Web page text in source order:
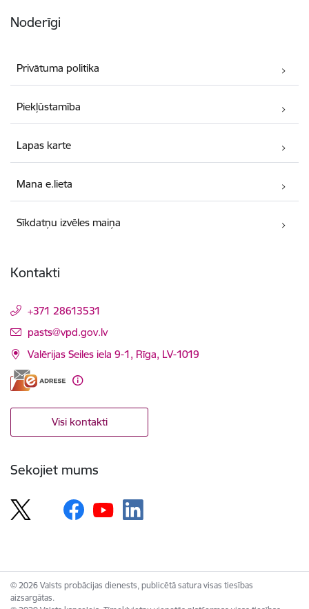
Noderīgi
Privātuma politika
Piekļūstamība
Lapas karte
Mana e.lieta
Sīkdatņu izvēles maiņa
Kontakti
+371 28613531
E-pasts:
pasts@vpd.gov.lv
Valērijas Seiles iela 9-1, Rīga, LV-1019
Visi kontakti
Sekojiet mums
© 2026 Valsts probācijas dienests, publicētā satura visas tiesības
aizsargātas.